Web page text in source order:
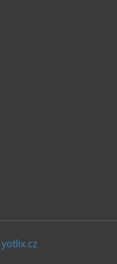
yotlix.cz